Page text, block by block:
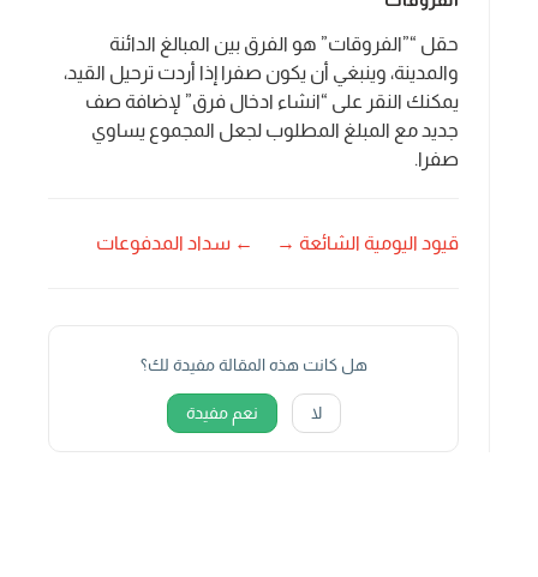
حقل “”الفروقات” هو الفرق بين المبالغ الدائنة
والمدينة، وينبغي أن يكون صفرا إذا أردت ترحيل القيد،
يمكنك النقر على “انشاء ادخال فرق” لإضافة صف
جديد مع المبلغ المطلوب لجعل المجموع يساوي
صفرا.
← سداد المدفوعات قيود اليومية الشائعة →
هل كانت هذه المقالة مفيدة لك؟
لا نعم مفيدة